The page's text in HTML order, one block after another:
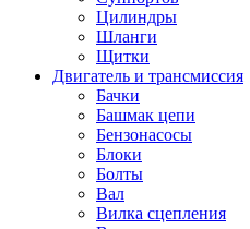
Цилиндры
Шланги
Щитки
Двигатель и трансмиссия
Бачки
Башмак цепи
Бензонасосы
Блоки
Болты
Вал
Вилка сцепления